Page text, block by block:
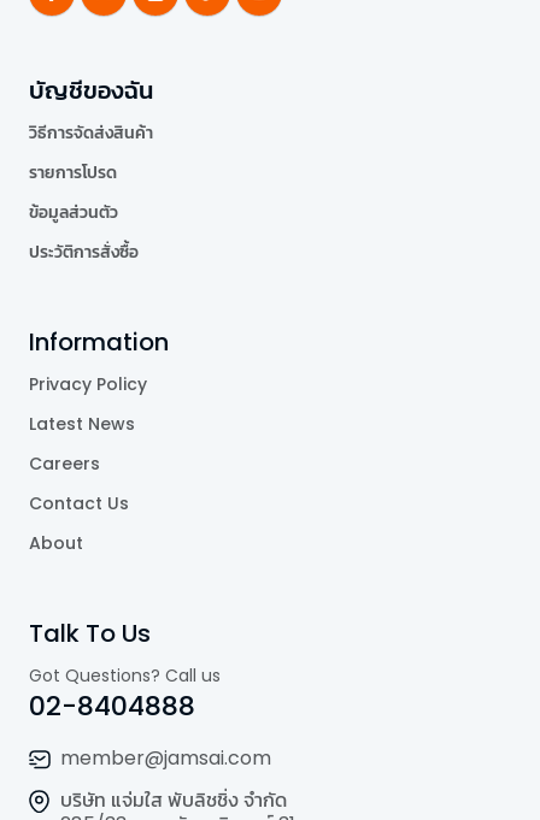
บัญชีของฉัน
วิธีการจัดส่งสินค้า
รายการโปรด
ข้อมูลส่วนตัว
ประวัติการสั่งซื้อ
Information
Privacy Policy
Latest News
Careers
Contact Us
About
Talk To Us
Got Questions? Call us
02-8404888
member@jamsai.com
บริษัท แจ่มใส พับลิชชิ่ง จำกัด